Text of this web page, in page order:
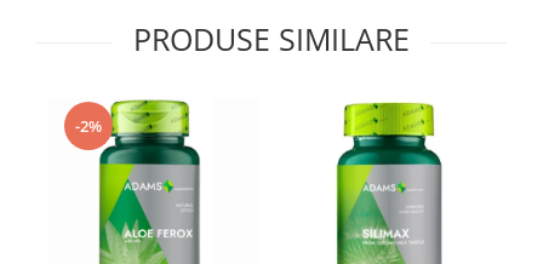
Supliment Vitamina E
Tincturi si Gemoderivate
Tuse gat si respiratie
Vitamine si minerale
PRODUSE SIMILARE
-2%